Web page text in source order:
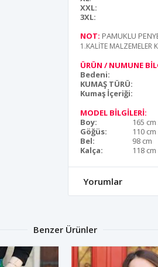
XXL:
3XL:
NOT: PAMUKLU
1.KALİTE
ÜRÜN / NUMUNE
Bedeni:
KUMAŞ TÜRÜ:
Kumaş İçeriği:
MODEL BİLGİLERİ:
Boy:
165
Göğüs:
110 cm
Bel:
98 cm
Kalça:
118 cm
Yorumlar
Benzer Ürünler